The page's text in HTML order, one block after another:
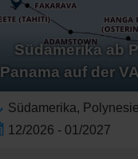
Südamerika ab
Panama auf der
12/2026 - 01/2027